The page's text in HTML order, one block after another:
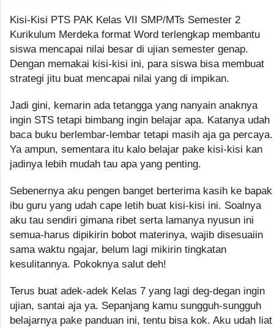
Kisi-Kisi PTS PAK Kelas VII SMP/MTs Semester 2
Kurikulum Merdeka format Word terlengkap membantu
siswa mencapai nilai besar di ujian semester genap.
Dengan memakai kisi-kisi ini, para siswa bisa membuat
strategi jitu buat mencapai nilai yang di impikan.
Jadi gini, kemarin ada tetangga yang nanyain anaknya
ingin STS tetapi bimbang ingin belajar apa. Katanya udah
baca buku berlembar-lembar tetapi masih aja ga percaya.
Ya ampun, sementara itu kalo belajar pake kisi-kisi kan
jadinya lebih mudah tau apa yang penting.
Sebenernya aku pengen banget berterima kasih ke bapak
ibu guru yang udah cape letih buat kisi-kisi ini. Soalnya
aku tau sendiri gimana ribet serta lamanya nyusun ini
semua-harus dipikirin bobot materinya, wajib disesuaiin
sama waktu ngajar, belum lagi mikirin tingkatan
kesulitannya. Pokoknya salut deh!
Terus buat adek-adek Kelas 7 yang lagi deg-degan ingin
ujian, santai aja ya. Sepanjang kamu sungguh-sungguh
belajarnya pake panduan ini, tentu bisa kok. Aku udah liat